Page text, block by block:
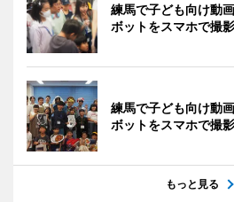
練馬で子ども向け動
ボットをスマホで撮影
練馬で子ども向け動
ボットをスマホで撮影
もっと見る